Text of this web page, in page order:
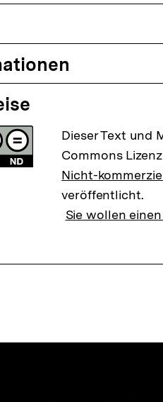
Dieser Text und
Commons Lizenz
Nicht-
veröffentlicht.
Sie wollen